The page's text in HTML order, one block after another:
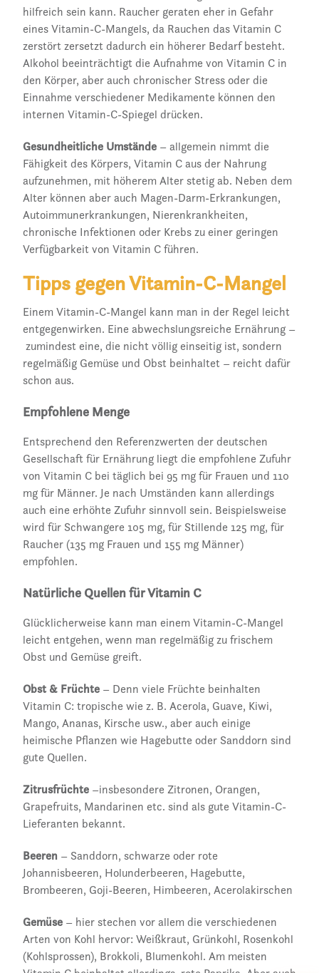
hilfreich sein kann. Raucher geraten eher in Gefahr
eines Vitamin-C-Mangels, da Rauchen das Vitamin C
zerstört zersetzt dadurch ein höherer Bedarf besteht.
Alkohol beeinträchtigt die Aufnahme von Vitamin C in
den Körper, aber auch chronischer Stress oder die
Einnahme verschiedener Medikamente können den
internen Vitamin-C-Spiegel drücken.
Gesundheitliche Umstände– allgemein nimmt die
Fähigkeit des Körpers, Vitamin C aus der Nahrung
aufzunehmen, mit höherem Alter stetig ab. Neben dem
Alter können aber auch Magen-Darm-Erkrankungen,
Autoimmunerkrankungen, Nierenkrankheiten,
chronische Infektionen oder Krebs zu einer geringen
Verfügbarkeit von Vitamin C führen.
Tipps gegen Vitamin-C-Mangel
Einem Vitamin-C-Mangel kann man in der Regel leicht
entgegenwirken. Eine abwechslungsreiche Ernährung –
zumindest eine, die nicht völlig einseitig ist, sondern
regelmäßig Gemüse und Obst beinhaltet – reicht dafür
schon aus.
Empfohlene Menge
Entsprechend den Referenzwerten der deutschen
Gesellschaft für Ernährung liegt die empfohlene Zufuhr
von Vitamin C bei täglich bei 95 mg für Frauen und 110
mg für Männer. Je nach Umständen kann allerdings
auch eine erhöhte Zufuhr sinnvoll sein. Beispielsweise
wird für Schwangere 105 mg, für Stillende 125 mg, für
Raucher (135 mg Frauen und 155 mg Männer)
empfohlen.
Natürliche Quellen für Vitamin C
Glücklicherweise kann man einem Vitamin-C-Mangel
leicht entgehen, wenn man regelmäßig zu frischem
Obst und Gemüse greift.
Obst & Früchte– Denn viele Früchte beinhalten
Vitamin C: tropische wie z. B. Acerola, Guave, Kiwi,
Mango, Ananas, Kirsche usw., aber auch einige
heimische Pflanzen wie Hagebutte oder Sanddorn sind
gute Quellen.
Zitrusfrüchte–insbesondere Zitronen, Orangen,
Grapefruits, Mandarinen etc. sind als gute Vitamin-C-
Lieferanten bekannt.
Beeren – Sanddorn, schwarze oder rote
Johannisbeeren, Holunderbeeren, Hagebutte,
Brombeeren, Goji-Beeren, Himbeeren, Acerolakirschen
Gemüse– hier stechen vor allem die verschiedenen
Arten von Kohl hervor: Weißkraut, Grünkohl, Rosenkohl
(Kohlsprossen), Brokkoli, Blumenkohl. Am meisten